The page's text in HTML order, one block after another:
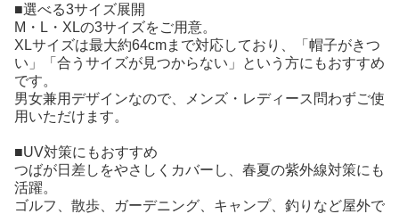
■選べる3サイズ展開
M・L・XLの3サイズをご用意。
XLサイズは最大約64cmまで対応しており、「帽子がきつ
い」「合うサイズが見つからない」という方にもおすすめ
です。
男女兼用デザインなので、メンズ・レディース問わずご使
用いただけます。
■UV対策にもおすすめ
つばが日差しをやさしくカバーし、春夏の紫外線対策にも
活躍。
ゴルフ、散歩、ガーデニング、キャンプ、釣りなど屋外で